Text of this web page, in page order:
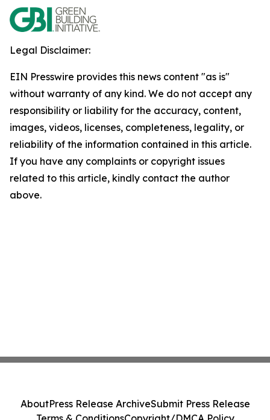
Legal Disclaimer:
EIN Presswire provides this news content "as is"
without warranty of any kind. We do not accept any
responsibility or liability for the accuracy, content,
images, videos, licenses, completeness, legality, or
reliability of the information contained in this article.
If you have any complaints or copyright issues
related to this article, kindly contact the author
above.
AboutPress Release ArchiveSubmit Press Release